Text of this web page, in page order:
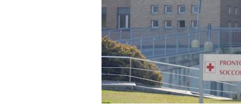
AREA PERSONALE